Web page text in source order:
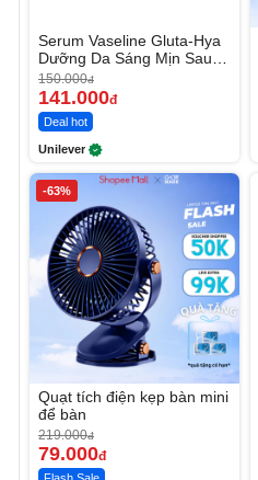
Serum Vaseline Gluta-Hya
Dưỡng Da Sáng Mịn Sau 7
Ngày
150.000đ
141.000đ
Deal hot
Unilever
-63%
Quạt tích điện kẹp bàn mini
để bàn
219.000đ
79.000đ